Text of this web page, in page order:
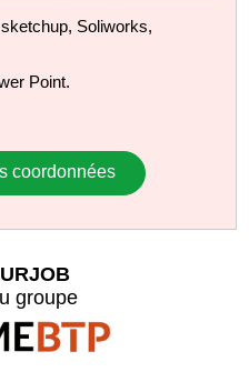
Soliworks,
Point.
coordonnées
groupe